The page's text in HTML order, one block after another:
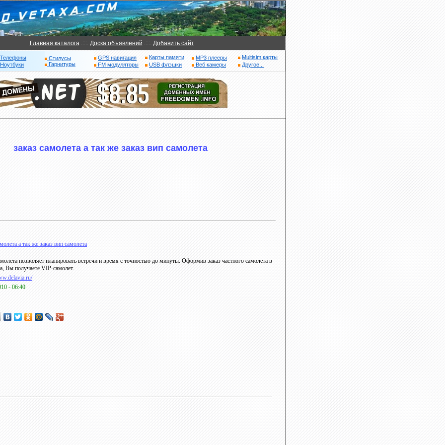
Главная каталога.:::. Доска объявлений .:::. Добавить сайт
Телефоны
Стилусы
Гарнитуры
GPS навигация
FM модуляторы
Карты памяти
USB флэшки
MP3 плееры
Веб камеры
Multisim карты
Другое...
заказ самолета а так же заказ вип самолета
а так же заказ вип самолета
позволяет планировать встречи и время с точностью до минуты. Оформив заказ частного самолета в
Вы получаете VIP-самолет.
- 06:40